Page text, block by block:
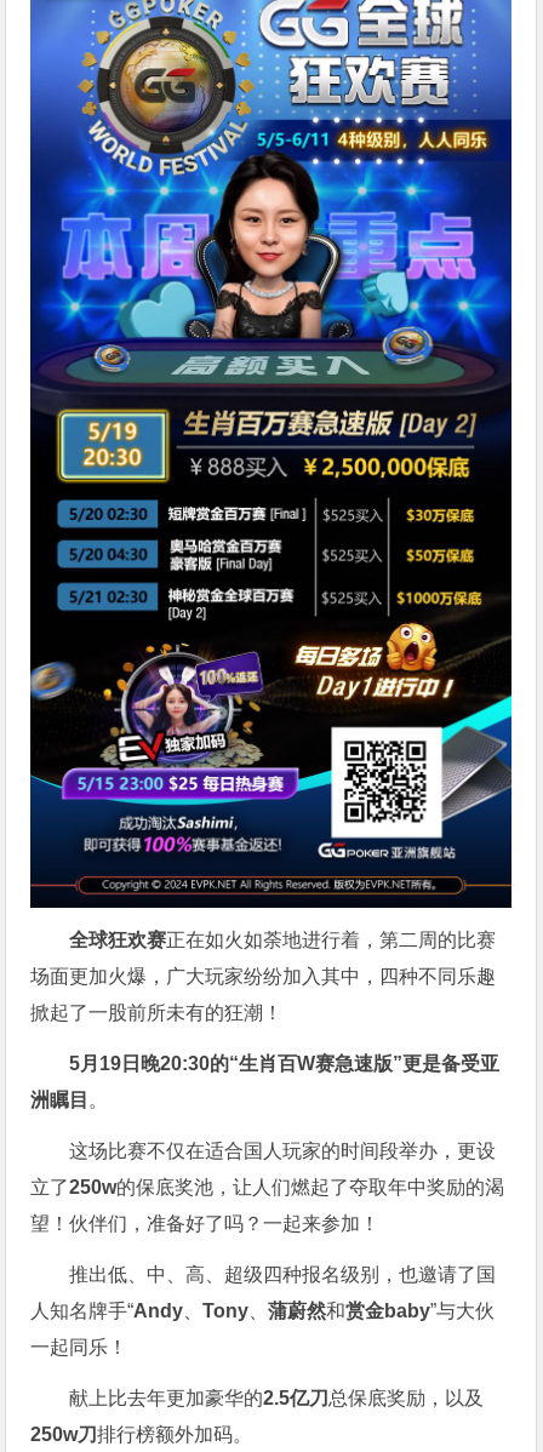
全球狂欢赛正在如火如荼地进行着，第二周的比赛
场面更加火爆，广大玩家纷纷加入其中，四种不同乐趣
掀起了一股前所未有的狂潮！
5月19日晚20:30的“生肖百W赛急速版”更是备受亚
洲瞩目 。
这场比赛不仅在适合国人玩家的时间段举办，更设
立了250w的保底奖池，让人们燃起了夺取年中奖励的渴
望！伙伴们，准备好了吗？一起来参加！
推出低、中、高、超级四种报名级别，也邀请了国
人知名牌手“Andy 、Tony 、蒲蔚然和赏金baby”与大伙
一起同乐！
献上比去年更加豪华的2.5亿刀 总保底奖励，以及
250w刀排行榜额外加码。